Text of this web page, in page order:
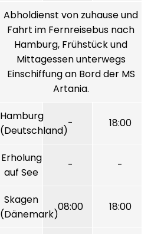
Abholdienst von zuhause und
Fahrt im Fernreisebus nach
Hamburg, Frühstück und
Mittagessen unterwegs
Einschiffung an Bord der MS
Artania.
Hamburg
(Deutschland)
- 18:00
Erholung
auf See
- -
Skagen
(Dänemark)
08:00 18:00